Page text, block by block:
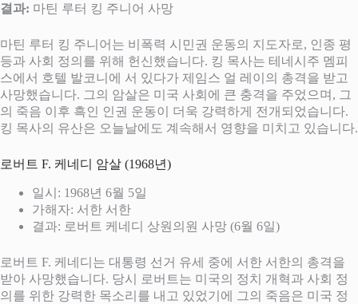
결과: 마틴 루터 킹 주니어 사망
마틴 루터 킹 주니어는 비폭력 시민권 운동의 지도자로, 인종 평
등과 사회 정의를 위해 헌신했습니다. 킹 목사는 테네시주 멤피
스에서 호텔 발코니에 서 있다가 제임스 얼 레이의 총격을 받고
사망했습니다. 그의 암살은 미국 사회에 큰 충격을 주었으며, 그
의 죽음 이후 흑인 인권 운동이 더욱 강력하게 전개되었습니다.
킹 목사의 유산은 오늘날에도 계속해서 영향을 미치고 있습니다.
로버트 F. 케네디 암살 (1968년)
일시: 1968년 6월 5일
가해자: 서한 서한
결과: 로버트 케네디 상원의원 사망 (6월 6일)
로버트 F. 케네디는 대통령 선거 유세 중에 서한 서한의 총격을
받아 사망했습니다. 당시 로버트는 미국의 정치 개혁과 사회 정
의를 위한 강력한 목소리를 내고 있었기에 그의 죽음은 미국 정